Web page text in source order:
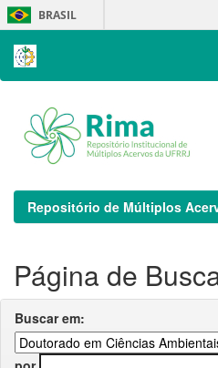
Skip
navigation
BRASIL
Repositório de Múltiplos
Página de
Buscar em: